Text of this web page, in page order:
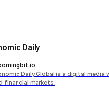
Daily
Daily Global is a digital media
financial markets.